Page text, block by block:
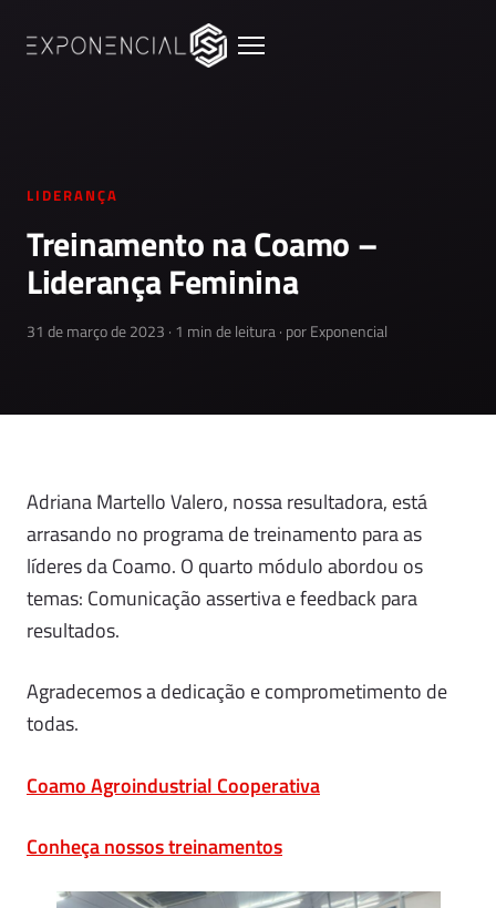
LIDERANÇA
Treinamento na Coamo –
Liderança Feminina
31 de março de 2023 · 1 min de leitura · por Exponencial
Adriana Martello Valero, nossa resultadora, está
arrasando no programa de treinamento para as
líderes da Coamo. O quarto módulo abordou os
temas: Comunicação assertiva e feedback para
resultados.
Agradecemos a dedicação e comprometimento de
todas.
Coamo Agroindustrial Cooperativa
Conheça nossos treinamentos